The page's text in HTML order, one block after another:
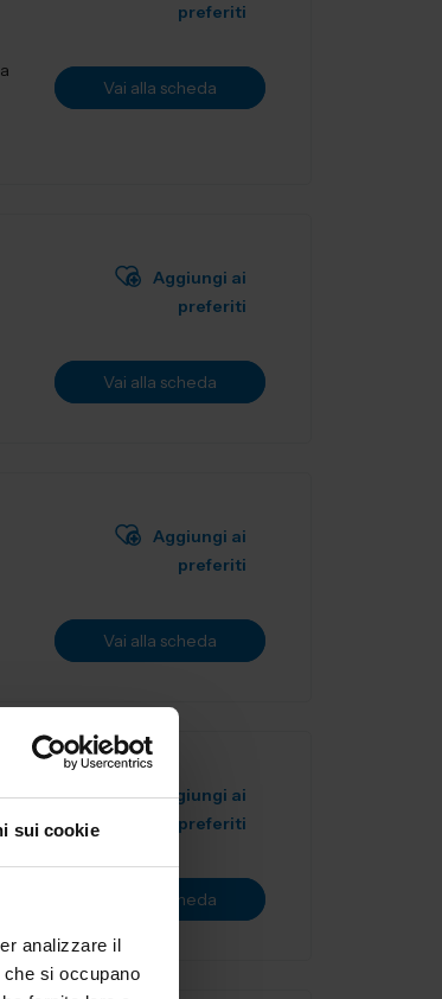
sui cookie
analizzare il
si occupano
preferiti
Vai alla scheda
Aggiungi ai
preferiti
Vai alla scheda
Aggiungi ai
preferiti
Vai alla scheda
Aggiungi ai
preferiti
Vai alla scheda